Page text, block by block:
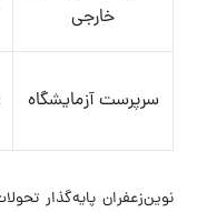
خارجی
سرپرست آزمایشگاه